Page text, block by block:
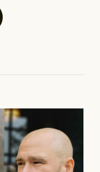
grön och
bra
ingressen
skapar
är att artikeln